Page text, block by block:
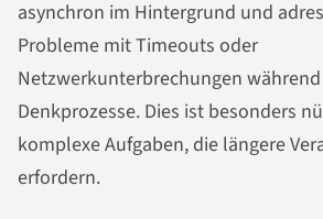
asynchron im Hintergrund und
Probleme mit Timeouts oder
Netzwerkunterbrechungen
Denkprozesse. Dies ist besonders
komplexe Aufgaben, die längere
erfordern.